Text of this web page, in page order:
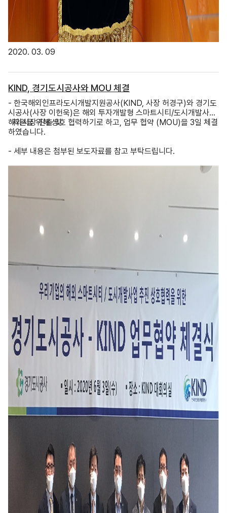
2020. 03. 09
KIND, 경기도시공사와 MOU 체결
- 한국해외인프라도시개발지원공사(KIND, 사장 허경구)와 경기도
시공사(사장 이헌욱)은 해외 투자개발형 스마트시티/도시개발사업
해외시장 진출 및
지원을 위해 상호 협력하기로 하고, 업무 협약 (MOU)을 3일 체결
하였습니다.
- 세부 내용은 첨부된 보도자료를 참고 부탁드립니다.